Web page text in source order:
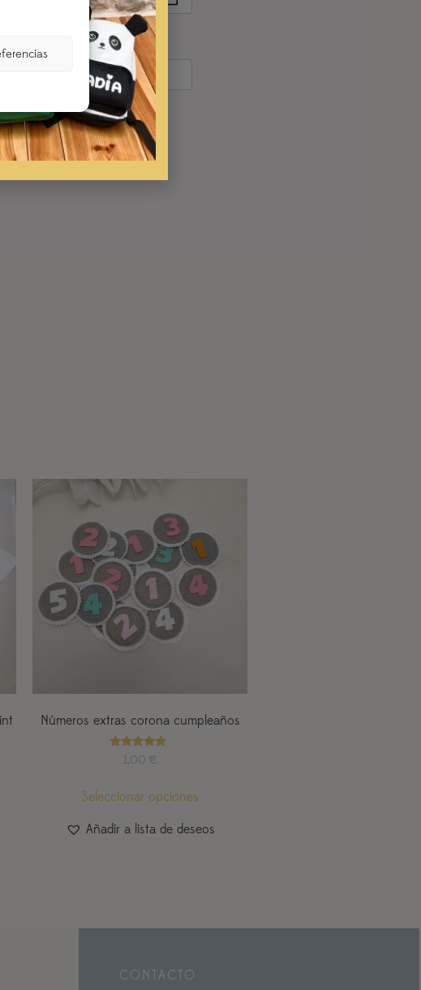
Números extras corona cumpleaños
Valorado
con
1,00 €
Seleccionar opciones
Añadir a lista de deseos
CONTACTO